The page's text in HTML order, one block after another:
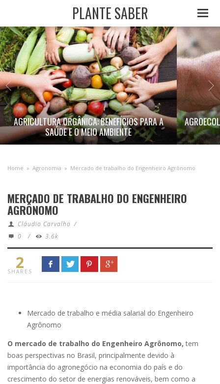
PLANTE SABER
AGRICULTURA ORGÂNICA: BENEFÍCIOS PARA A
SAÚDE E O MEIO AMBIENTE
Home » Agronomia » Mercado de trabalho do Engenheiro Agrônomo
MERCADO DE TRABALHO DO ENGENHEIRO
AGRÔNOMO
Cláudio Carvalho /
0
/ 3.6k
2
SHARES
Mercado de trabalho e média salarial do Engenheiro
Agrônomo
O mercado de trabalho do Engenheiro Agrônomo,tem
boas perspectivas no Brasil, principalmente devido à
importância do agronegócio na economia do país e do
crescimento do setor de energias renováveis, bem como a